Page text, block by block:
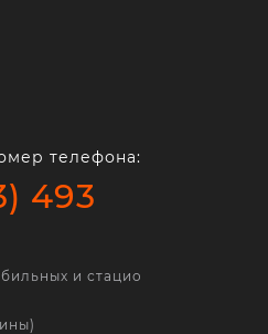
телефона:
493
и стацио